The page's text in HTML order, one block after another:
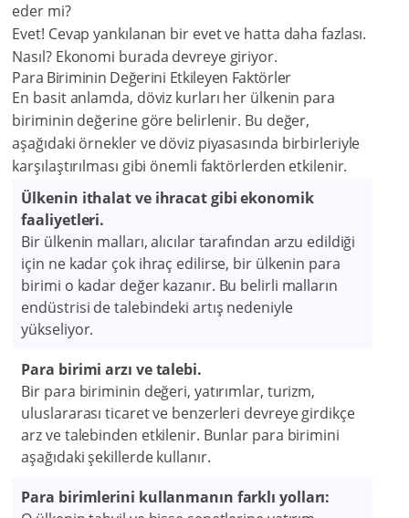
eder mi?
Evet! Cevap yankılanan bir evet ve hatta daha fazlası.
Nasıl? Ekonomi burada devreye giriyor.
Para Biriminin Değerini Etkileyen Faktörler
En basit anlamda, döviz kurları her ülkenin para
biriminin değerine göre belirlenir. Bu değer,
aşağıdaki örnekler ve döviz piyasasında birbirleriyle
karşılaştırılması gibi önemli faktörlerden etkilenir.
Ülkenin ithalat ve ihracat gibi ekonomik
faaliyetleri.
Bir ülkenin malları, alıcılar tarafından arzu edildiği
için ne kadar çok ihraç edilirse, bir ülkenin para
birimi o kadar değer kazanır. Bu belirli malların
endüstrisi de talebindeki artış nedeniyle
yükseliyor.
Para birimi arzı ve talebi.
Bir para biriminin değeri, yatırımlar, turizm,
uluslararası ticaret ve benzerleri devreye girdikçe
arz ve talebinden etkilenir. Bunlar para birimini
aşağıdaki şekillerde kullanır.
Para birimlerini kullanmanın farklı yolları: